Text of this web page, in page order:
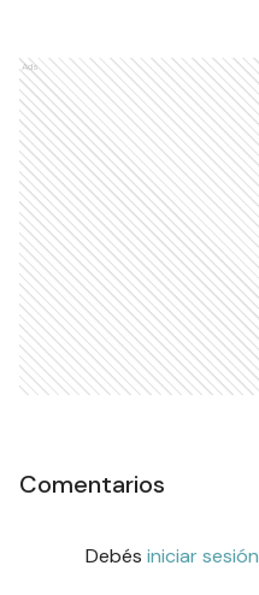
Ads
Comentarios
Debés iniciar sesión